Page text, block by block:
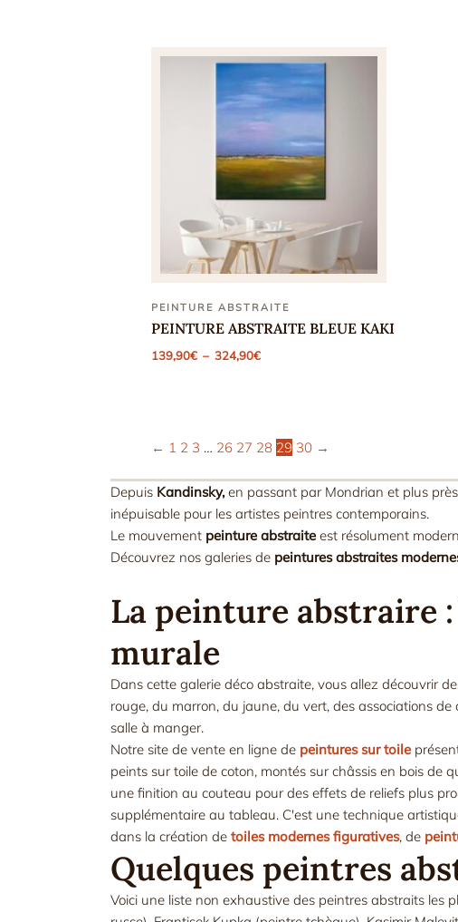
324,90€
PEINTURE ABSTRAITE
PEINTURE ABSTRAITE BLEUE KAKI
139,90€ – 324,90€Plage
← 1 2 3 … 26 27 28 29 30 →
Depuis Kandinsky,en passant par Mondrian et plus
inépuisable pour les artistes peintres contemporains.
Le mouvement peinture abstraite est résolument
Découvrez nos galeries de peintures abstraites
La peinture abstraire
murale
Dans cette galerie déco abstraite, vous allez découvrir
rouge, du marron, du jaune, du vert, des associations
salle à manger.
Notre site de vente en ligne de peintures sur toile
peints sur toile de coton, montés sur châssis en bois de
une finition au couteau pour des effets de reliefs plus
supplémentaire au tableau. C'est une technique
dans la création de toiles modernes figuratives, de
Quelques peintres
Voici une liste non exhaustive des peintres abstraits les